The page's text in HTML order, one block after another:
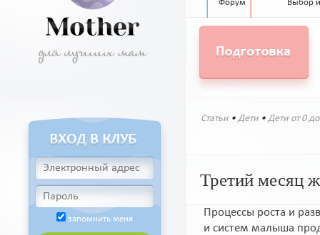
запомнить меня
Форум Выбор
Статьи • Дети • Дети от 0
Третий месяц
Процессы роста и
и систем малыша